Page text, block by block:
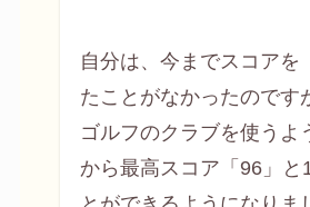
自分は、今までスコアを
たことがなかったのです
ゴルフのクラブを使うよ
から最高スコア「96」と